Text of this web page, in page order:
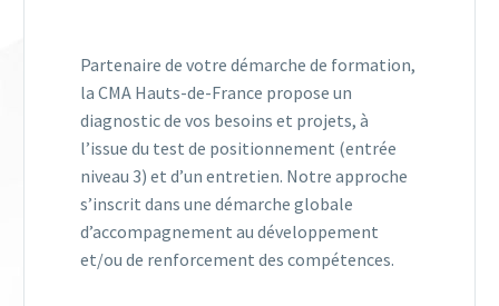
Partenaire de votre démarche de formation,
la CMA Hauts-de-France propose un
diagnostic de vos besoins et projets, à
l’issue du test de positionnement (entrée
niveau 3) et d’un entretien. Notre approche
s’inscrit dans une démarche globale
d’accompagnement au développement
et/ou de renforcement des compétences.